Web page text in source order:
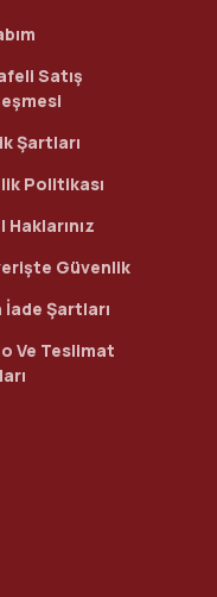
Satış
Şartları
Politikası
Haklarınız
Güvenlik
İade Şartları
Ve Teslimat